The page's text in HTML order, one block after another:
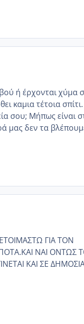
ή έρχονται χύμα
καμια τέτοια σπίτι.
σου; Μήπως είναι
μας δεν τα
ΓΙΑ ΤΟΝ
ΝΑΙ ΟΝΤΩΣ
ΚΑΙ ΣΕ